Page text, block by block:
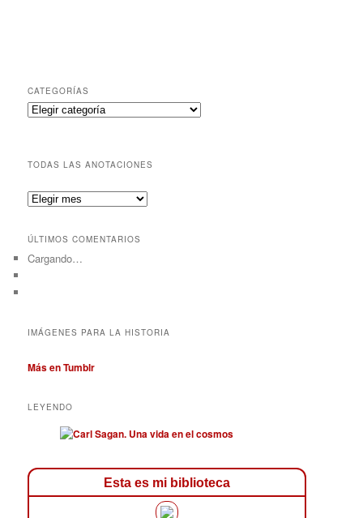
CATEGORÍAS
Categorías
TODAS LAS ANOTACIONES
las
ÚLTIMOS COMENTARIOS
Cargando…
IMÁGENES PARA LA HISTORIA
Más en Tumblr
LEYENDO
Esta es mi biblioteca